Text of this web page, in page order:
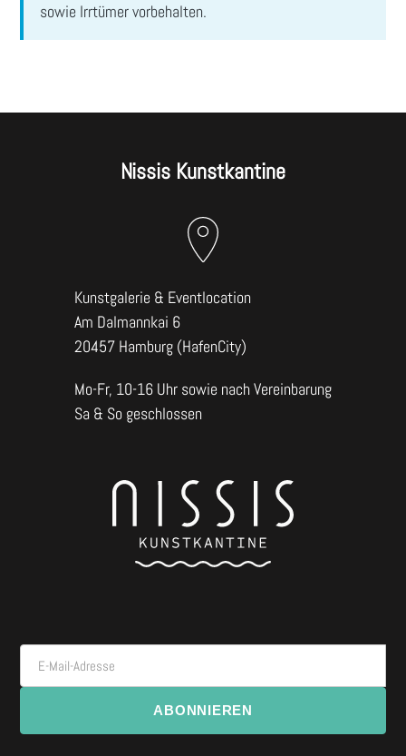
sowie Irrtümer vorbehalten.
Nissis Kunstkantine
Kunstgalerie & Eventlocation
Am Dalmannkai 6
20457 Hamburg (HafenCity)
Mo-Fr, 10-16 Uhr sowie nach Vereinbarung
Sa & So geschlossen
E-Mail-Adresse
ABONNIEREN